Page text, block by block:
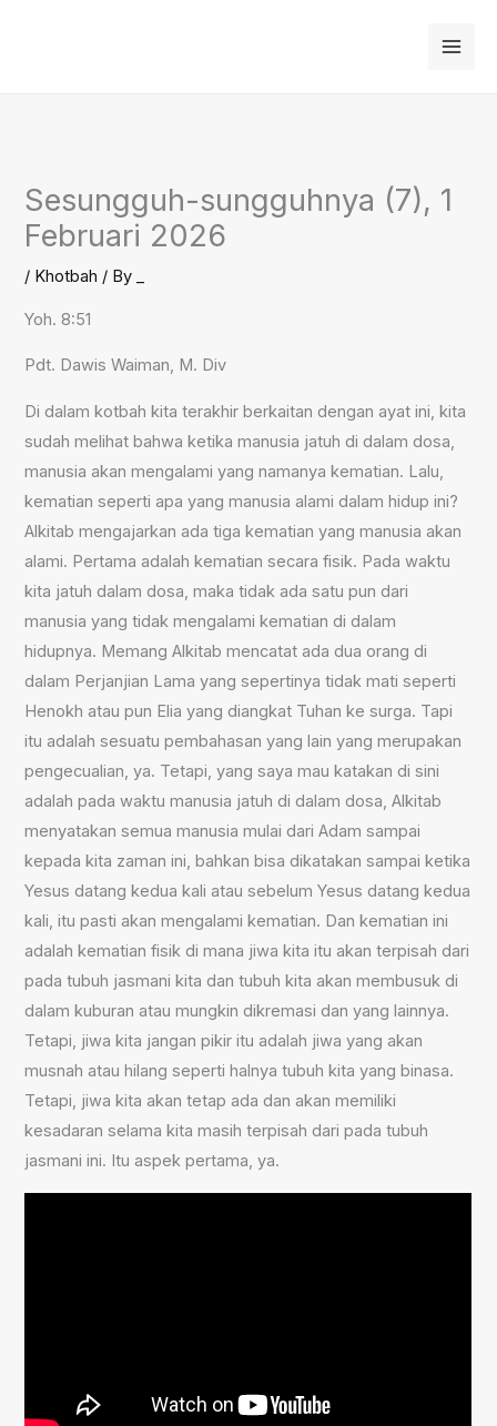
Sesungguh-sungguhnya (7), 1
Februari 2026
/ Khotbah / By
Yoh. 8:51
Pdt. Dawis Waiman, M. Div
Di dalam kotbah kita terakhir berkaitan dengan ayat ini, kita
sudah melihat bahwa ketika manusia jatuh di dalam dosa,
manusia akan mengalami yang namanya kematian. Lalu,
kematian seperti apa yang manusia alami dalam hidup ini?
Alkitab mengajarkan ada tiga kematian yang manusia akan
alami. Pertama adalah kematian secara fisik. Pada waktu
kita jatuh dalam dosa, maka tidak ada satu pun dari
manusia yang tidak mengalami kematian di dalam
hidupnya. Memang Alkitab mencatat ada dua orang di
dalam Perjanjian Lama yang sepertinya tidak mati seperti
Henokh atau pun Elia yang diangkat Tuhan ke surga. Tapi
itu adalah sesuatu pembahasan yang lain yang merupakan
pengecualian, ya. Tetapi, yang saya mau katakan di sini
adalah pada waktu manusia jatuh di dalam dosa, Alkitab
menyatakan semua manusia mulai dari Adam sampai
kepada kita zaman ini, bahkan bisa dikatakan sampai ketika
Yesus datang kedua kali atau sebelum Yesus datang kedua
kali, itu pasti akan mengalami kematian. Dan kematian ini
adalah kematian fisik di mana jiwa kita itu akan terpisah dari
pada tubuh jasmani kita dan tubuh kita akan membusuk di
dalam kuburan atau mungkin dikremasi dan yang lainnya.
Tetapi, jiwa kita jangan pikir itu adalah jiwa yang akan
musnah atau hilang seperti halnya tubuh kita yang binasa.
Tetapi, jiwa kita akan tetap ada dan akan memiliki
kesadaran selama kita masih terpisah dari pada tubuh
jasmani ini. Itu aspek pertama, ya.